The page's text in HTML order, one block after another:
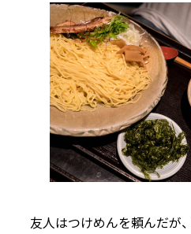
友人はつけめんを頼んだが